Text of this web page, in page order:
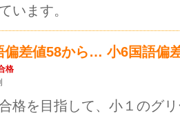
います。
偏差値58から… 小6国語偏
格
格を目指して、小１のグ